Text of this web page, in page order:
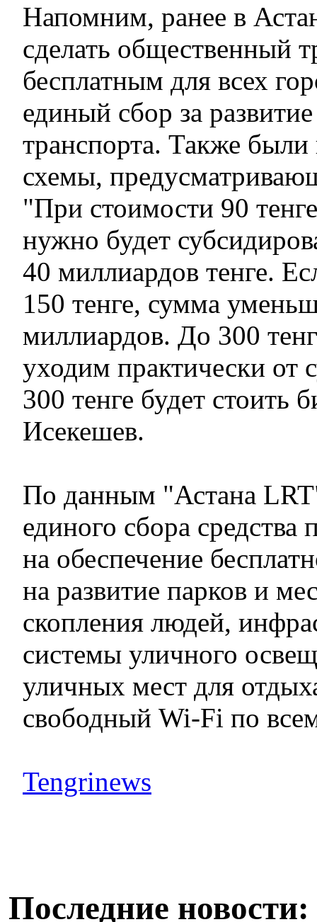
Напомним, ранее в
сделать общественный
бесплатным для всех
единый сбор за
транспорта. Также
схемы,
"При стоимости 90
нужно будет
40 миллиардов тенге.
150 тенге, сумма
миллиардов. До 300
уходим практически от
300 тенге будет стоить
Исекешев.
По данным "Астана
единого сбора средства
на обеспечение
на развитие парков и
скопления людей,
системы уличного
уличных мест для
свободный Wi-Fi по
Tengrinews
Последние новости: